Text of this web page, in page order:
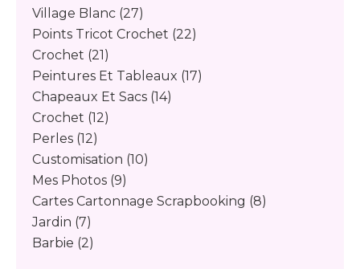
Village Blanc (27)
Points Tricot Crochet (22)
Crochet (21)
Peintures Et Tableaux (17)
Chapeaux Et Sacs (14)
Crochet (12)
Perles (12)
Customisation (10)
Mes Photos (9)
Cartes Cartonnage Scrapbooking (8)
Jardin (7)
Barbie (2)